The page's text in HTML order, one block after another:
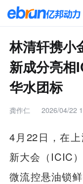
林清轩携小
新成分亮相
华水团标
龚作仁 2026/04/22
4月22日，在
新大会（ICIC
微流控悬油锁